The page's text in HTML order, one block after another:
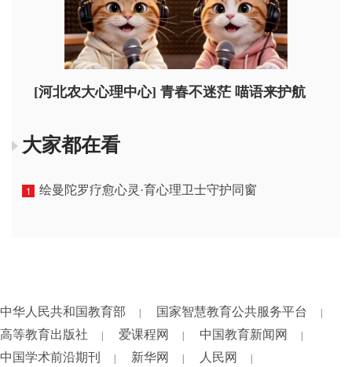
[河北农大心理中心] 青春不迷茫 喵语来护航
大家都在看
1 绘曼陀罗疗愈心灵·育心理卫士守护同窗
中华人民共和国教育部 国家智慧教育公共服务平台
高等教育出版社 爱课程网 中国教育新闻网
中国学术前沿期刊 新华网 人民网